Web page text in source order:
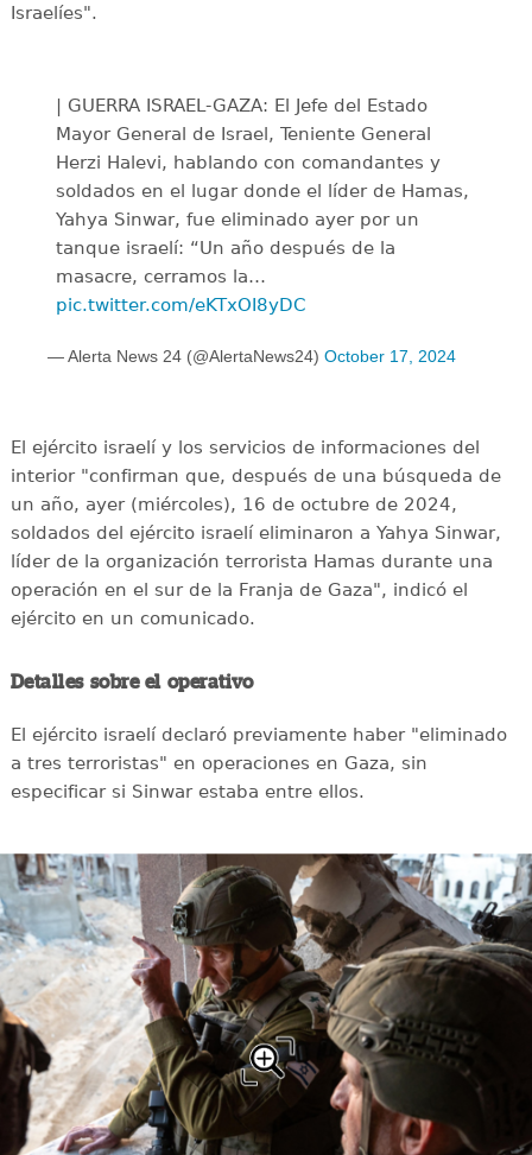
Israelíes".
| GUERRA ISRAEL-GAZA: El Jefe del Estado
Mayor General de Israel, Teniente General
Herzi Halevi, hablando con comandantes y
soldados en el lugar donde el líder de Hamas,
Yahya Sinwar, fue eliminado ayer por un
tanque israelí: “Un año después de la
masacre, cerramos la…
pic.twitter.com/eKTxOI8yDC
— Alerta News 24 (@AlertaNews24) October 17, 2024
El ejército israelí y los servicios de informaciones del
interior "confirman que, después de una búsqueda de
un año, ayer (miércoles), 16 de octubre de 2024,
soldados del ejército israelí eliminaron a Yahya Sinwar,
líder de la organización terrorista Hamas durante una
operación en el sur de la Franja de Gaza", indicó el
ejército en un comunicado.
Detalles sobre el operativo
El ejército israelí declaró previamente haber "eliminado
a tres terroristas" en operaciones en Gaza, sin
especificar si Sinwar estaba entre ellos.